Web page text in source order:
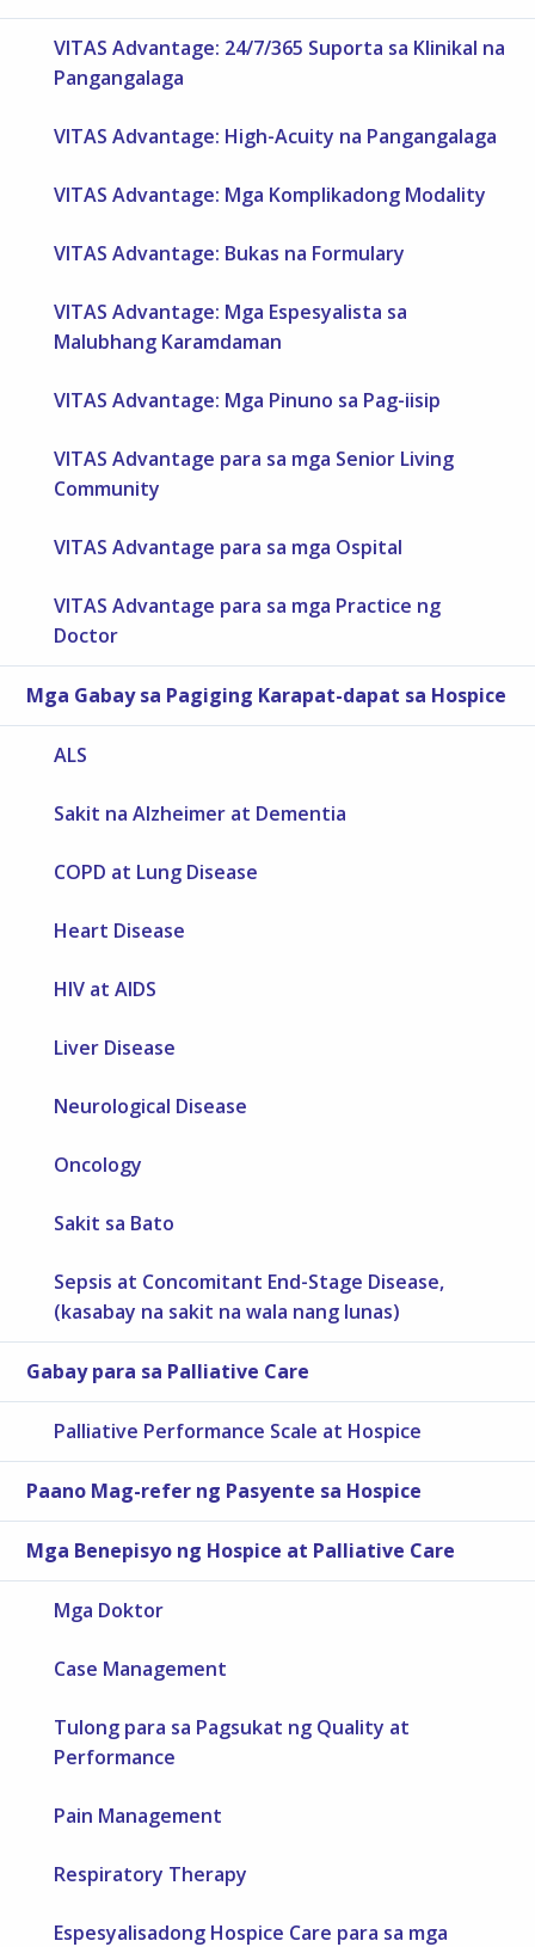
VITAS Advantage: 24/7/365 Suporta sa Klinikal na
Pangangalaga
VITAS Advantage: High-Acuity na Pangangalaga
VITAS Advantage: Mga Komplikadong Modality
VITAS Advantage: Bukas na Formulary
VITAS Advantage: Mga Espesyalista sa
Malubhang Karamdaman
VITAS Advantage: Mga Pinuno sa Pag-iisip
VITAS Advantage para sa mga Senior Living
Community
VITAS Advantage para sa mga Ospital
VITAS Advantage para sa mga Practice ng
Doctor
Mga Gabay sa Pagiging Karapat-dapat sa Hospice
ALS
Sakit na Alzheimer at Dementia
COPD at Lung Disease
Heart Disease
HIV at AIDS
Liver Disease
Neurological Disease
Oncology
Sakit sa Bato
Sepsis at Concomitant End-Stage Disease,
(kasabay na sakit na wala nang lunas)
Gabay para sa Palliative Care
Palliative Performance Scale at Hospice
Paano Mag-refer ng Pasyente sa Hospice
Mga Benepisyo ng Hospice at Palliative Care
Mga Doktor
Case Management
Tulong para sa Pagsukat ng Quality at
Performance
Pain Management
Respiratory Therapy
Espesyalisadong Hospice Care para sa mga